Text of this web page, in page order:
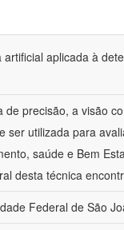
artificial aplicada à
de precisão, a visão
ser utilizada para
saúde e Bem
desta técnica
Federal de São